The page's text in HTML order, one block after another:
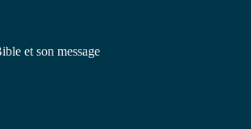
et son message